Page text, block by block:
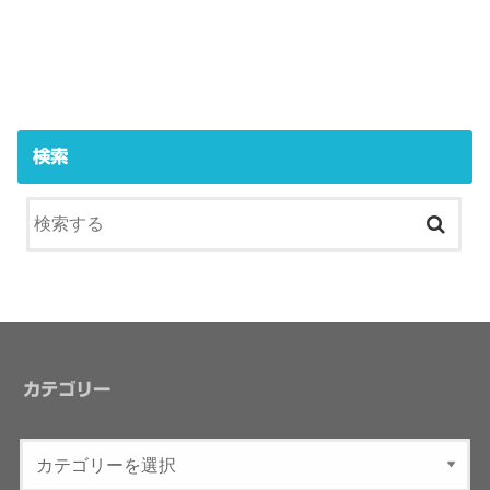
検索
カテゴリー